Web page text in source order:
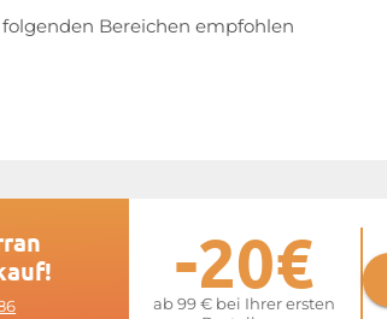
Die Arbeiten
manuelle
Ferran
folgenden Bereichen empfohlen
-20€
ab 99 € bei Ihrer ersten